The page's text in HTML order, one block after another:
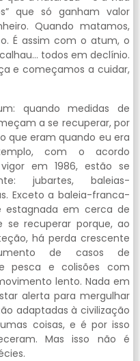
que só ganham valor
Quando matamos,
É assim com o atum, o
todos em declínio.
e começamos a cuidar,
quando medidas de
a se recuperar, por
que eram quando eu era
com o acordo
em 1986, estão se
jubartes, baleias-
Exceto a baleia-franca-
estagnada em cerca de
se recuperar porque, ao
há perda crescente
de casos de
pesca e colisões com
lento. Nada em
alerta para mergulhar
adaptadas à civilização
coisas, e é por isso
Mas isso não é